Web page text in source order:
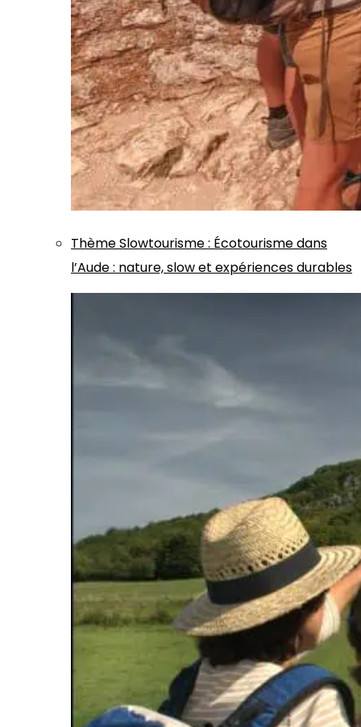
ThèmeSlowtourisme: Écotourisme dans
l’Aude : nature, slow et expériences durables